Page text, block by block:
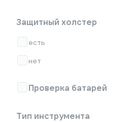
Защитный холстер
есть
нет
Проверка батарей
Тип инструмента